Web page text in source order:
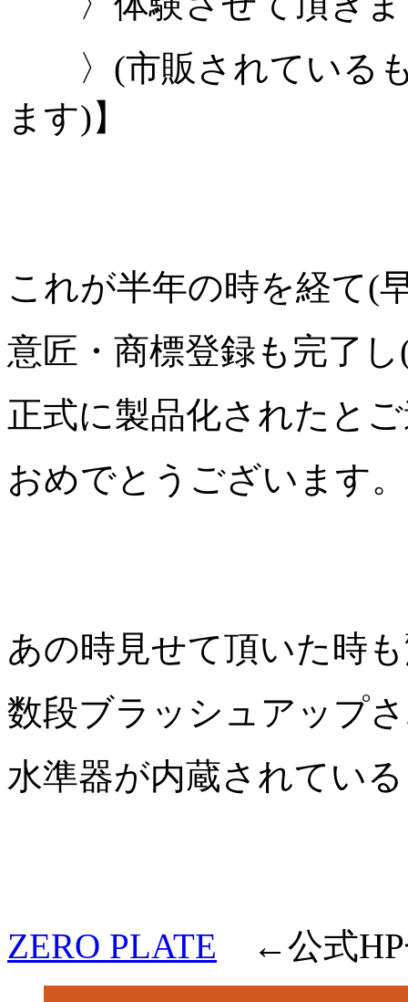
〉(市販されているも
ます)】
これが半年の時を経て(
意匠・商標登録も完了
正式に製品化されたと
おめでとうございます。
あの時見せて頂いた時
数段ブラッシュアップ
水準器が内蔵されてい
ZERO PLATE ←公式HP